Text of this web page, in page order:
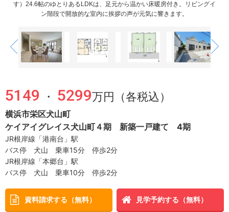
す）24.6帖のゆとりあるLDKは、足元から温かい床暖房付き。リビングイ
ン階段で開放的な室内に挨拶の声が元気に響きます。
す）24.6帖のゆとりあるLDKは、足元から温かい床暖房付き。リビングイ
ン階段で開放的な室内に挨拶の声が元気に響きます。
5149 ・ 5299万円（各税込）
横浜市栄区犬山町
ケイアイグレイス犬山町４期 新築一戸建て 4期
JR根岸線「港南台」駅
バス停 犬山 乗車15分 停歩2分
JR根岸線「本郷台」駅
バス停 犬山 乗車10分 停歩2分
資料請求する（無料） 見学予約する（無料）